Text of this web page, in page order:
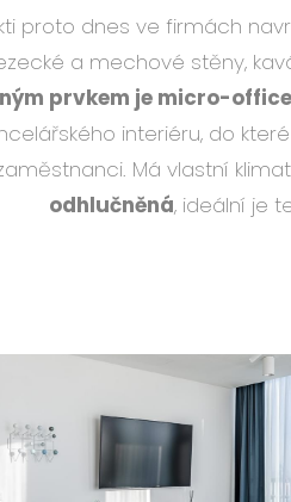
proto dnes ve firmách
a mechové stěny,
prvkem je micro-office
interiéru, do
Má vlastní
odhlučněná, ideální je